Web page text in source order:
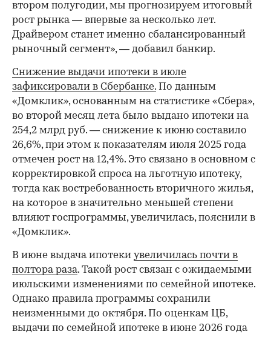
втором полугодии, мы прогнозируем итоговый
рост рынка — впервые за несколько лет.
Драйвером станет именно сбалансированный
рыночный сегмент», — добавил банкир.
Снижение выдачи ипотеки в июле
зафиксировали в Сбербанке. По данным
«Домклик», основанным на статистике «Сбера»,
во второй месяц лета было выдано ипотеки на
254,2 млрд руб. — снижение к июню составило
26,6%, при этом к показателям июля 2025 года
отмечен рост на 12,4%. Это связано в основном с
корректировкой спроса на льготную ипотеку,
тогда как востребованность вторичного жилья,
на которое в значительно меньшей степени
влияют госпрограммы, увеличилась, пояснили в
«Домклик».
В июне выдача ипотеки увеличилась почти в
полтора раза. Такой рост связан с ожидаемыми
июльскими изменениями по семейной ипотеке.
Однако правила программы сохранили
неизменными до октября. По оценкам ЦБ,
выдачи по семейной ипотеке в июне 2026 года